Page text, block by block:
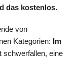
das kostenlos.
von
Kategorien: Im
schwerfallen, eine